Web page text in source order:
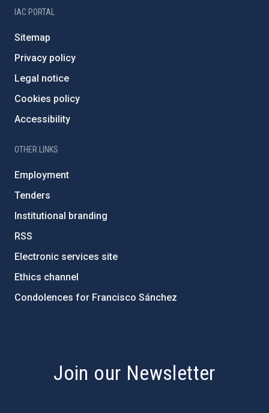
IAC PORTAL
Sitemap
Privacy policy
Legal notice
Cookies policy
Accessibility
OTHER LINKS
Employment
Tenders
Institutional branding
RSS
Electronic services site
Ethics channel
Condolences for Francisco Sánchez
Join our Newsletter